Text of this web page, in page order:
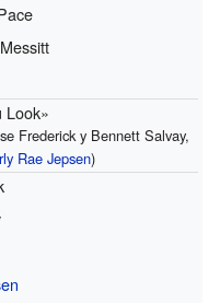
Look»
Frederick y Bennett Salvay,
Rae Jepsen)